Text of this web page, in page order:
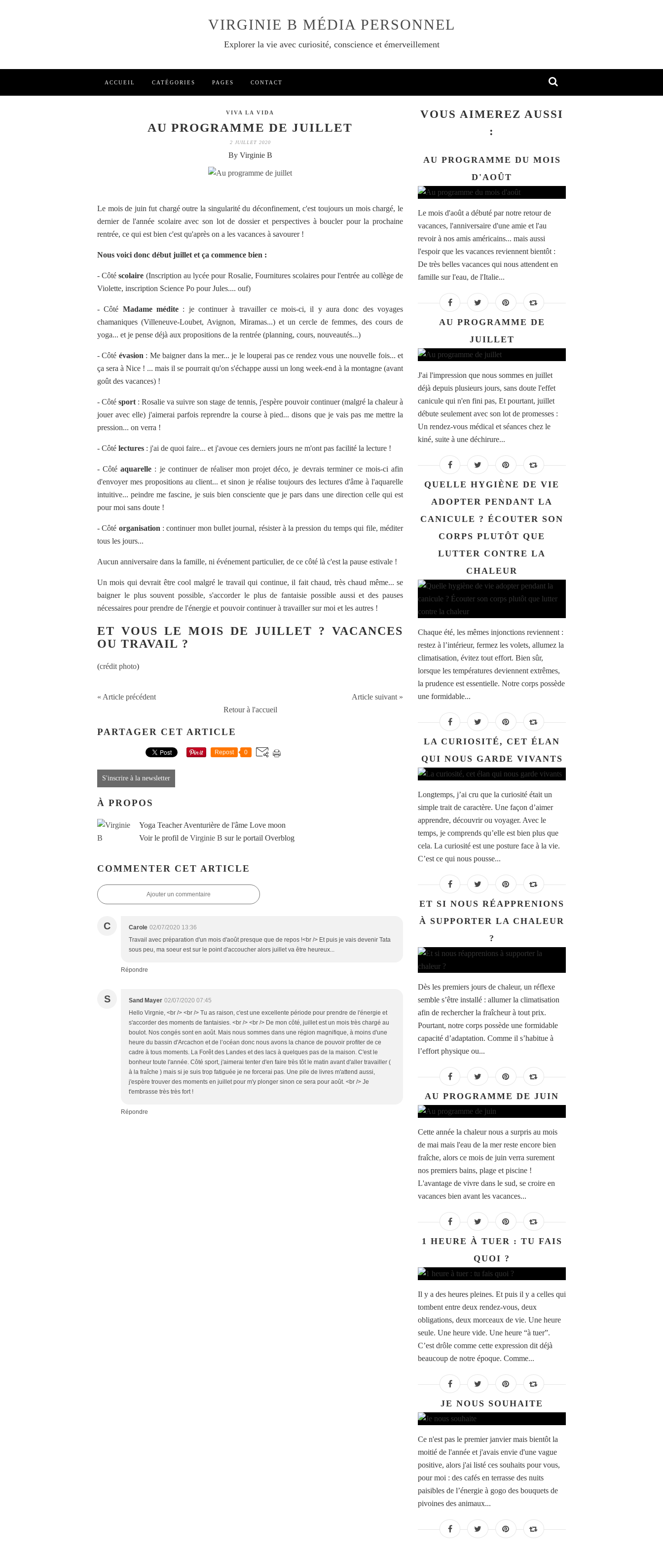
VIRGINIE B MÉDIA PERSONNEL
Explorer la vie avec curiosité, conscience et émerveillement
ACCUEIL CATÉGORIES PAGES CONTACT
VIVA LA VIDA
AU PROGRAMME DE JUILLET
2 JUILLET 2020
By Virginie B
Le mois de juin fut chargé outre la singularité du déconfinement, c'est toujours un mois chargé, le
dernier de l'année scolaire avec son lot de dossier et perspectives à boucler pour la prochaine
rentrée, ce qui est bien c'est qu'après on a les vacances à savourer !
Nous voici donc début juillet et ça commence bien :
- Côtéscolaire (Inscription au lycée pour Rosalie, Fournitures scolaires pour l'entrée au collège de
Violette, inscription Science Po pour Jules.... ouf)
- Côté Madame médite: je continuer à travailler ce mois-ci, il y aura donc des voyages
chamaniques (Villeneuve-Loubet, Avignon, Miramas...) et un cercle de femmes, des cours de
yoga... et je pense déjà aux propositions de la rentrée (planning, cours, nouveautés...)
- Côté évasion : Me baigner dans la mer... je le louperai pas ce rendez vous une nouvelle fois... et
ça sera à Nice ! ... mais il se pourrait qu'on s'échappe aussi un long week-end à la montagne (avant
goût des vacances) !
- Côtésport : Rosalie va suivre son stage de tennis, j'espère pouvoir continuer (malgré la chaleur à
jouer avec elle) j'aimerai parfois reprendre la course à pied... disons que je vais pas me mettre la
pression... on verra !
- Côté lectures : j'ai de quoi faire... et j'avoue ces derniers jours ne m'ont pas facilité la lecture !
- Côtéaquarelle : je continuer de réaliser mon projet déco, je devrais terminer ce mois-ci afin
d'envoyer mes propositions au client... et sinon je réalise toujours des lectures d'âme à l'aquarelle
intuitive... peindre me fascine, je suis bien consciente que je pars dans une direction celle qui est
pour moi sans doute !
- Côté organisation : continuer mon bullet journal, résister à la pression du temps qui file, méditer
tous les jours...
Aucun anniversaire dans la famille, ni événement particulier, de ce côté là c'est la pause estivale !
Un mois qui devrait être cool malgré le travail qui continue, il fait chaud, très chaud même... se
baigner le plus souvent possible, s'accorder le plus de fantaisie possible aussi et des pauses
nécessaires pour prendre de l'énergie et pouvoir continuer à travailler sur moi et les autres !
ET VOUS LE MOIS DE JUILLET ? VACANCES
OU TRAVAIL ?
(crédit photo)
« Article précédent
Article suivant »
Retour à l'accueil
PARTAGER CET ARTICLE
Repost 0
S'inscrire à la newsletter
À PROPOS
Yoga Teacher Aventurière de l'âme Love moon
Voir le profil de Virginie B sur le portail Overblog
COMMENTER CET ARTICLE
Ajouter un commentaire
C Carole 02/07/2020 13:36
Travail avec préparation d'un mois d'août presque que de repos !<br /> Et puis je vais devenir Tata
sous peu, ma soeur est sur le point d'accoucher alors juillet va être heureux...
Répondre
S Sand Mayer 02/07/2020 07:45
Hello Virgnie, <br /> <br /> Tu as raison, c'est une excellente période pour prendre de l'énergie et
s'accorder des moments de fantaisies. <br /> <br /> De mon côté, juillet est un mois très chargé au
boulot. Nos congés sont en août. Mais nous sommes dans une région magnifique, à moins d'une
heure du bassin d'Arcachon et de l’océan donc nous avons la chance de pouvoir profiter de ce
cadre à tous moments. La Forêt des Landes et des lacs à quelques pas de la maison. C'est le
bonheur toute l'année. Côté sport, j'aimerai tenter d'en faire très tôt le matin avant d'aller travailler (
à la fraîche ) mais si je suis trop fatiguée je ne forcerai pas. Une pile de livres m'attend aussi,
j'espère trouver des moments en juillet pour m'y plonger sinon ce sera pour août. <br /> Je
t'embrasse très très fort !
Répondre
VOUS AIMEREZ AUSSI
:
AU PROGRAMME DU MOIS
D'AOÛT
Le mois d'août a débuté par notre retour de
vacances, l'anniversaire d'une amie et l'au
revoir à nos amis américains... mais aussi
l'espoir que les vacances reviennent bientôt :
De très belles vacances qui nous attendent en
famille sur l'eau, de l'Italie...
AU PROGRAMME DE
JUILLET
J'ai l'impression que nous sommes en juillet
déjà depuis plusieurs jours, sans doute l'effet
canicule qui n'en fini pas, Et pourtant, juillet
débute seulement avec son lot de promesses :
Un rendez-vous médical et séances chez le
kiné, suite à une déchirure...
QUELLE HYGIÈNE DE VIE
ADOPTER PENDANT LA
CANICULE ? ÉCOUTER SON
CORPS PLUTÔT QUE
LUTTER CONTRE LA
CHALEUR
Chaque été, les mêmes injonctions reviennent :
restez à l’intérieur, fermez les volets, allumez la
climatisation, évitez tout effort. Bien sûr,
lorsque les températures deviennent extrêmes,
la prudence est essentielle. Notre corps possède
une formidable...
LA CURIOSITÉ, CET ÉLAN
QUI NOUS GARDE VIVANTS
Longtemps, j’ai cru que la curiosité était un
simple trait de caractère. Une façon d’aimer
apprendre, découvrir ou voyager. Avec le
temps, je comprends qu’elle est bien plus que
cela. La curiosité est une posture face à la vie.
C’est ce qui nous pousse...
ET SI NOUS RÉAPPRENIONS
À SUPPORTER LA CHALEUR
?
Dès les premiers jours de chaleur, un réflexe
semble s’être installé : allumer la climatisation
afin de rechercher la fraîcheur à tout prix.
Pourtant, notre corps possède une formidable
capacité d’adaptation. Comme il s’habitue à
l’effort physique ou...
AU PROGRAMME DE JUIN
Cette année la chaleur nous a surpris au mois
de mai mais l'eau de la mer reste encore bien
fraîche, alors ce mois de juin verra surement
nos premiers bains, plage et piscine !
L'avantage de vivre dans le sud, se croire en
vacances bien avant les vacances...
1 HEURE À TUER : TU FAIS
QUOI ?
Il y a des heures pleines. Et puis il y a celles qui
tombent entre deux rendez-vous, deux
obligations, deux morceaux de vie. Une heure
seule. Une heure vide. Une heure “à tuer”.
C’est drôle comme cette expression dit déjà
beaucoup de notre époque. Comme...
JE NOUS SOUHAITE
Ce n'est pas le premier janvier mais bientôt la
moitié de l'année et j'avais envie d'une vague
positive, alors j'ai listé ces souhaits pour vous,
pour moi : des cafés en terrasse des nuits
paisibles de l’énergie à gogo des bouquets de
pivoines des animaux...